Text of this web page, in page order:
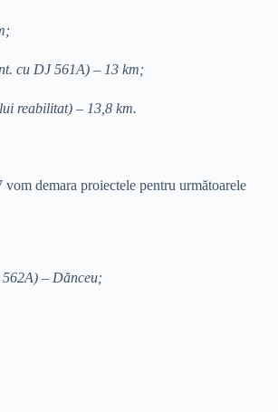
cu DJ 561A) – 13 km;
reabilitat) – 13,8 km.
demara proiectele pentru următoarele
– Dănceu;